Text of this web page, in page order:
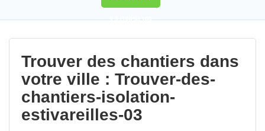
9,5(100%)100
votes
Trouver des chantiers dans
votre ville : Trouver-des-
chantiers-isolation-
estivareilles-03